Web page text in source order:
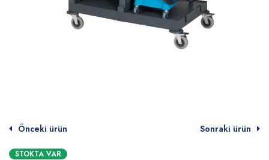
Önceki ürün Sonraki ürün
STOKTA VAR